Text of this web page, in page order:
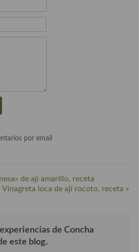
por email
de ají amarillo, receta
Vinagreta loca de ají rocoto, receta »
de Concha
este blog.